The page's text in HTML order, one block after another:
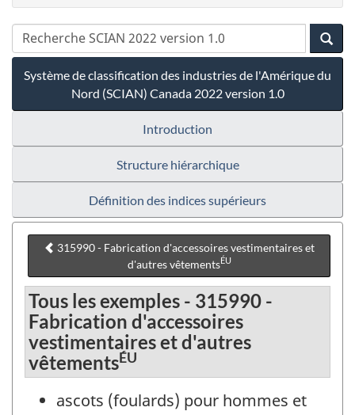
Système de classification des industries de l'Amérique du
Nord (SCIAN) Canada 2022 version 1.0
Introduction
Structure hiérarchique
Définition des indices supérieurs
315990 - Fabrication d'accessoires vestimentaires et
d'autres vêtements ÉU
Tous les exemples - 315990 -
Fabrication d'accessoires
vestimentaires et d'autres
vêtementsÉU
ascots (foulards) pour hommes et